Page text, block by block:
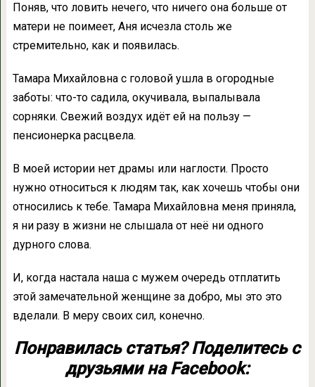
Поняв, что ловить нечего, что ничего она больше от
матери не поимеет, Аня исчезла столь же
стремительно, как и появилась.
Тамара Михайловна с головой ушла в огородные
заботы: что-то садила, окучивала, выпалывала
сорняки. Свежий воздух идёт ей на пользу —
пенсионерка расцвела.
В моей истории нет драмы или наглости. Просто
нужно относиться к людям так, как хочешь чтобы они
относились к тебе. Тамара Михайловна меня приняла,
я ни разу в жизни не слышала от неё ни одного
дурного слова.
И, когда настала наша с мужем очередь отплатить
этой замечательной женщине за добро, мы это это
вделали. В меру своих сил, конечно.
Понравилась статья? Поделитесь с
друзьями на Facebook: